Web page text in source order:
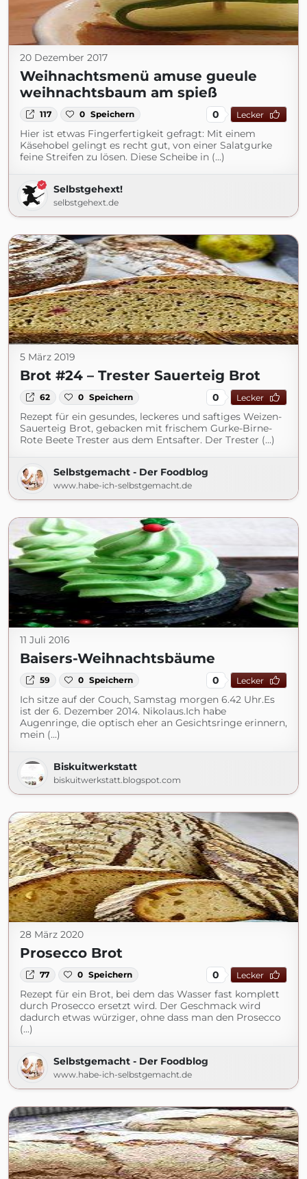
20 Dezember 2017
Weihnachtsmenü amuse gueule
weihnachtsbaum am spieß
117 0 Speichern 0 Lecker
Hier ist etwas Fingerfertigkeit gefragt: Mit einem
Käsehobel gelingt es recht gut, von einer Salatgurke
feine Streifen zu lösen. Diese Scheibe in (...)
Selbstgehext!
selbstgehext.de
5 März 2019
Brot #24 – Trester Sauerteig Brot
62 0 Speichern 0 Lecker
Rezept für ein gesundes, leckeres und saftiges Weizen-
Sauerteig Brot, gebacken mit frischem Gurke-Birne-
Rote Beete Trester aus dem Entsafter. Der Trester (...)
Selbstgemacht - Der Foodblog
www.habe-ich-selbstgemacht.de
11 Juli 2016
Baisers-Weihnachtsbäume
59 0 Speichern 0 Lecker
Ich sitze auf der Couch, Samstag morgen 6.42 Uhr.Es
ist der 6. Dezember 2014. Nikolaus.Ich habe
Augenringe, die optisch eher an Gesichtsringe erinnern,
mein (...)
Biskuitwerkstatt
biskuitwerkstatt.blogspot.com
28 März 2020
Prosecco Brot
77 0 Speichern 0 Lecker
Rezept für ein Brot, bei dem das Wasser fast komplett
durch Prosecco ersetzt wird. Der Geschmack wird
dadurch etwas würziger, ohne dass man den Prosecco
(...)
Selbstgemacht - Der Foodblog
www.habe-ich-selbstgemacht.de